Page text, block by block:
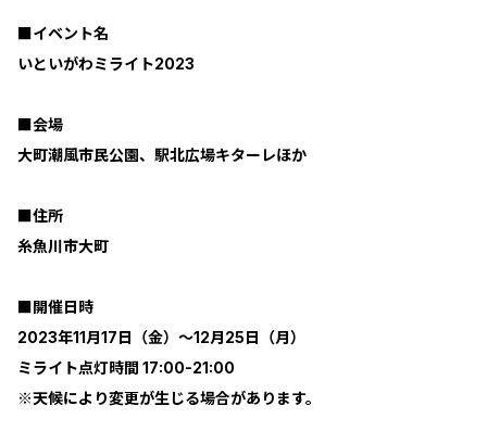
■イベント名
いといがわミライト2023
■会場
大町潮風市民公園、駅北広場キターレほか
■住所
糸魚川市大町
■開催日時
2023年11月17日（金）～12月25日（月）
ミライト点灯時間 17:00-21:00
※天候により変更が生じる場合があります。